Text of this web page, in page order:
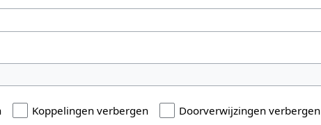
Koppelingen verbergen Doorverwijzingen verbergen